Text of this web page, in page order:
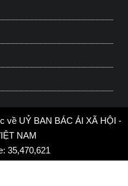
về UỶ BAN BÁC ÁI XÃ HỘI -
NAM
35,470,621